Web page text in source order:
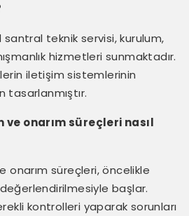
santral teknik servisi, kurulum,
hizmetleri sunmaktadır.
iletişim sistemlerinin
tasarlanmıştır.
ve onarım süreçleri nasıl
onarım süreçleri, öncelikle
başlar.
kontrolleri yaparak sorunları